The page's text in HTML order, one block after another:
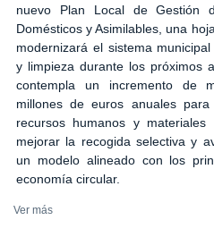
nuevo Plan Local de Gestión
Domésticos y Asimilables, una
modernizará el sistema
y limpieza durante los próximos
contempla un incremento de
millones de euros anuales
recursos humanos y materiales
mejorar la recogida selectiva y
un modelo alineado con los
economía circular.
Ver más